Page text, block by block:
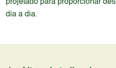
projetado para proporcionar
dia a dia.